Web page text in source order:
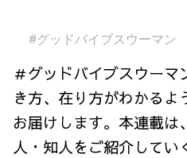
#グッドバイブスウーマン
＃グッドバイブスウーマ
き方、在り方がわかるよ
お届けします。本連載は
人・知人をご紹介してい